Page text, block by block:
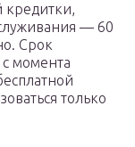
кредитки,
— 60
Срок
с момента
только